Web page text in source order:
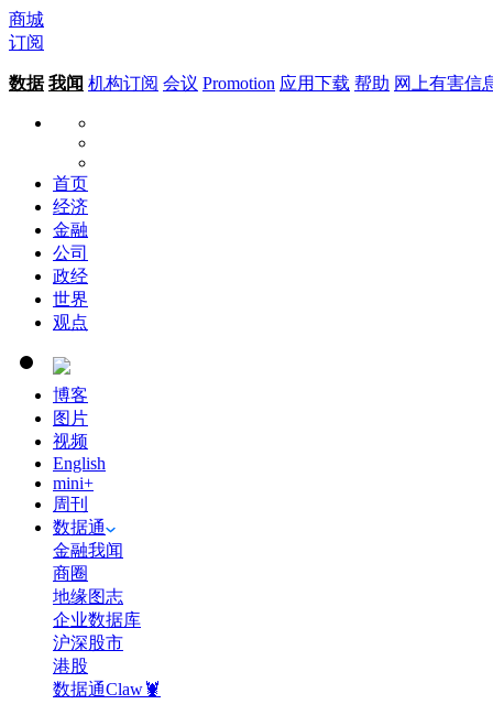
商城
订阅
数据 我闻 机构订阅 会议 Promotion 应用下载 帮助 网上有害信
首页
经济
金融
公司
政经
世界
观点
博客
图片
视频
English
mini+
周刊
数据通
金融我闻
商圈
地缘图志
企业数据库
沪深股市
港股
数据通Claw🦞